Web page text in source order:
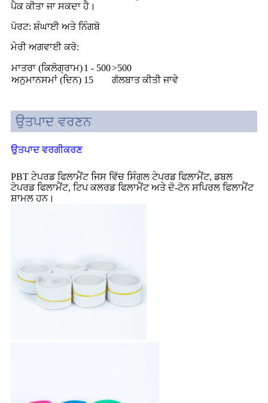
ਪੈਕ ਕੀਤਾ ਜਾ ਸਕਦਾ ਹੈ।
ਪੋਰਟ: ਸ਼ੰਘਾਈ ਅਤੇ ਨਿੰਗਬੋ
ਮੇਰੀ ਅਗਵਾਈ ਕਰੋ:
ਮਾਤਰਾ (ਕਿਲੋਗ੍ਰਾਮ)1 - 500>500
ਅਨੁਮਾਨਸਮਾਂ (ਦਿਨ) 15 ਗੱਲਬਾਤ ਕੀਤੀ ਜਾਵੇ
ਉਤਪਾਦ ਵਰਣਨ
ਉਤਪਾਦ ਵਰਗੀਕਰਣ
PBT ਟੇਪਰਡ ਫਿਲਾਮੈਂਟ ਜਿਸ ਵਿੱਚ ਸਿੰਗਲ ਟੇਪਰਡ ਫਿਲਾਮੈਂਟ, ਡਬਲ
ਟੇਪਰਡ ਫਿਲਾਮੈਂਟ, ਟਿਪ ਕਲਰਡ ਫਿਲਾਮੈਂਟ ਅਤੇ ਦੋ-ਟੋਨ ਸਪਿਰਲ ਫਿਲਾਮੈਂਟ
ਸ਼ਾਮਲ ਹਨ।